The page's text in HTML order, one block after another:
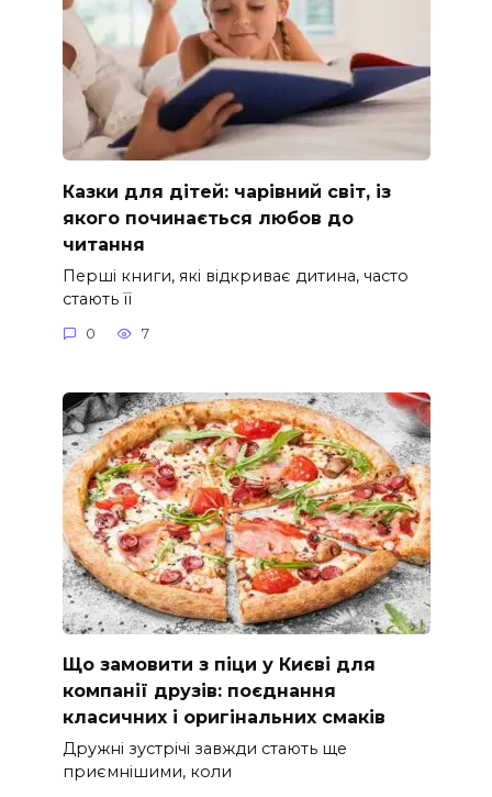
Казки для дітей: чарівний світ, із
якого починається любов до
читання
Перші книги, які відкриває дитина, часто
стають її
0 7
Що замовити з піци у Києві для
компанії друзів: поєднання
класичних і оригінальних смаків
Дружні зустрічі завжди стають ще
приємнішими, коли